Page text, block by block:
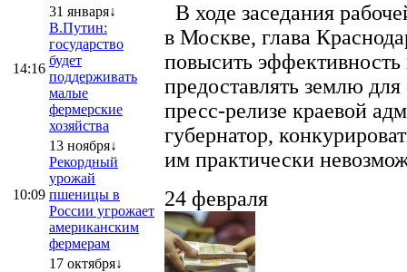
14:16
31 января↓
В.Путин:
государство
будет
поддерживать
малые
фермерские
хозяйства
10:09
13 ноября↓
Рекордный
урожай
пшеницы в
России угрожает
американским
фермерам
17 октября↓
В ходе заседания
в Москве, глава
повысить эффективность
предоставлять землю
пресс-релизе краевой
губернатор,
им практически
24 февраля